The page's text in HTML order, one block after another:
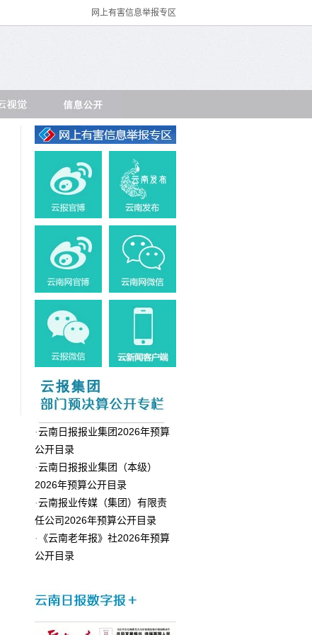
网上有害信息举报专区
·云南日报报业集团2026年预算
公开目录
·云南日报报业集团（本级）
2026年预算公开目录
·云南报业传媒（集团）有限责
任公司2026年预算公开目录
· 《云南老年报》社2026年预算
公开目录